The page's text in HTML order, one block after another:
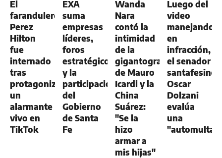
El
farandulero
Perez
Hilton
fue
internado
tras
protagonizar
un
alarmante
vivo en
TikTok
EXA
suma
empresas
líderes,
foros
estratégicos
y la
participación
del
Gobierno
de Santa
Fe
Wanda
Nara
contó la
intimidad
de la
gigantografía
de Mauro
Icardi y la
China
Suárez:
"Se la
hizo
armar a
mis hijas"
Luego del
video
manejando
en
infracción,
el senador
santafesino
Oscar
Dolzani
evalúa
una
"automulta"